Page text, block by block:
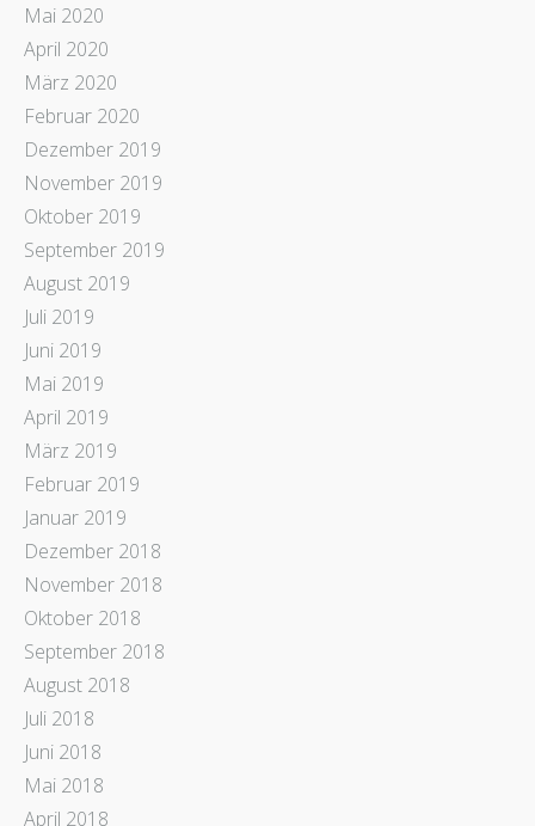
Mai 2020
April 2020
März 2020
Februar 2020
Dezember 2019
November 2019
Oktober 2019
September 2019
August 2019
Juli 2019
Juni 2019
Mai 2019
April 2019
März 2019
Februar 2019
Januar 2019
Dezember 2018
November 2018
Oktober 2018
September 2018
August 2018
Juli 2018
Juni 2018
Mai 2018
April 2018